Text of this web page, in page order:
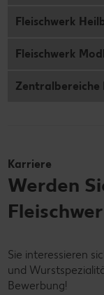
Fleischwerk
Fleischwerk
Zentralbereiche
Karriere
Werden
Sie interessieren
und
Bewerbung!